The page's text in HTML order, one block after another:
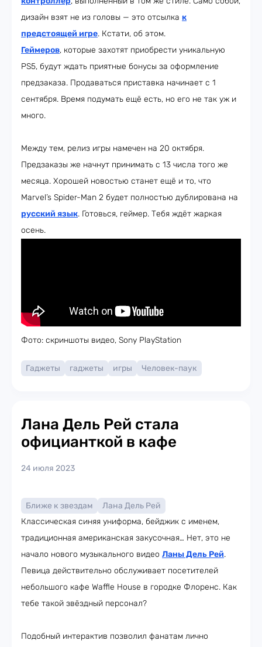
дизайн взят не из головы — это отсылка к
предстоящей игре. Кстати, об этом.
Геймеров, которые захотят приобрести уникальную
PS5, будут ждать приятные бонусы за оформление
предзаказа. Продаваться приставка начинает с 1
сентября. Время подумать ещё есть, но его не так уж и
много.
Между тем, релиз игры намечен на 20 октября.
Предзаказы же начнут принимать с 13 числа того же
месяца. Хорошей новостью станет ещё и то, что
Marvel’s Spider-Man 2 будет полностью дублирована на
русский язык. Готовься, геймер. Тебя ждёт жаркая
осень.
Фото: скриншоты видео, Sony PlayStation
Гаджеты гаджеты игры Человек-паук
Лана Дель Рей стала
официанткой в кафе
24 июля 2023
Ближе к звездам
Лана Дель Рей
Классическая синяя униформа, бейджик с именем,
традиционная американская закусочная… Нет, это не
начало нового музыкального видео Ланы Дель Рей.
Певица действительно обслуживает посетителей
небольшого кафе Waffle House в городке Флоренс. Как
тебе такой звёздный персонал?
Подобный интерактив позволил фанатам лично